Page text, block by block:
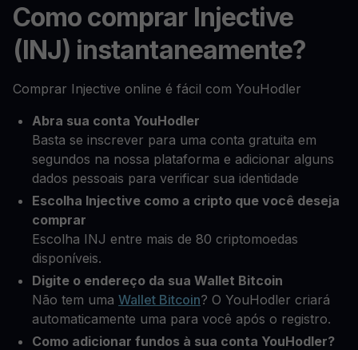
Como comprar Injective
(INJ) instantaneamente?
Comprar Injective online é fácil com YouHodler
Abra sua conta YouHodler
Basta se inscrever para uma conta gratuita em
segundos na nossa plataforma e adicionar alguns
dados pessoais para verificar sua identidade
Escolha Injective como a cripto que você deseja
comprar
Escolha INJ entre mais de 80 criptomoedas
disponíveis.
Digite o endereço da sua Wallet Bitcoin
Não tem uma Wallet Bitcoin? O YouHodler criará
automaticamente uma para você após o registro.
Como adicionar fundos à sua conta YouHodler?